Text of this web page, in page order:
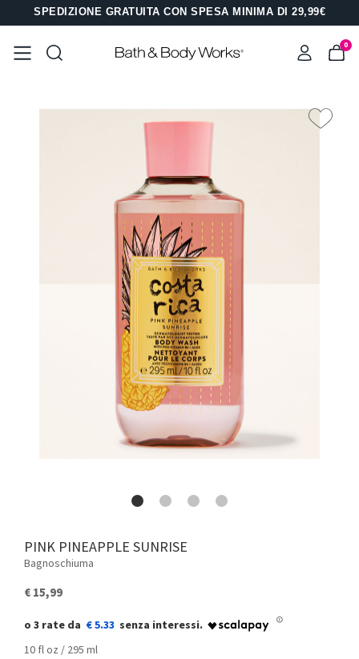
SPEDIZIONE GRATUITA CON SPESA MINIMA DI 29,99€
0
PINK PINEAPPLE SUNRISE
Bagnoschiuma
€ 15,99
€ 5.33
10 fl oz / 295 ml